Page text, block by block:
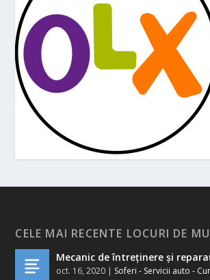
CELE MAI RECENTE LOCURI DE
Mecanic de întreținere și
oct. 16, 2020 | Soferi - Servicii auto -